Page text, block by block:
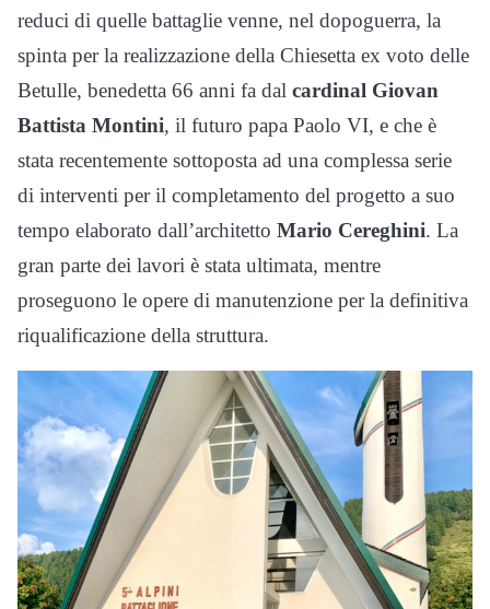
reduci di quelle battaglie venne, nel dopoguerra, la
spinta per la realizzazione della Chiesetta ex voto delle
Betulle, benedetta 66 anni fa dal cardinal Giovan
Battista Montini, il futuro papa Paolo VI, e che è
stata recentemente sottoposta ad una complessa serie
di interventi per il completamento del progetto a suo
tempo elaborato dall’architetto Mario Cereghini. La
gran parte dei lavori è stata ultimata, mentre
proseguono le opere di manutenzione per la definitiva
riqualificazione della struttura.